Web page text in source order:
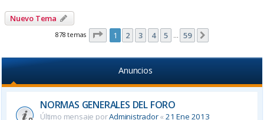
Nuevo Tema
878 temas Página de 59
1 2 3 4 5 … 59
Anuncios
NORMAS GENERALES DEL FORO
Último mensaje porAdministrador«21 Ene 2013